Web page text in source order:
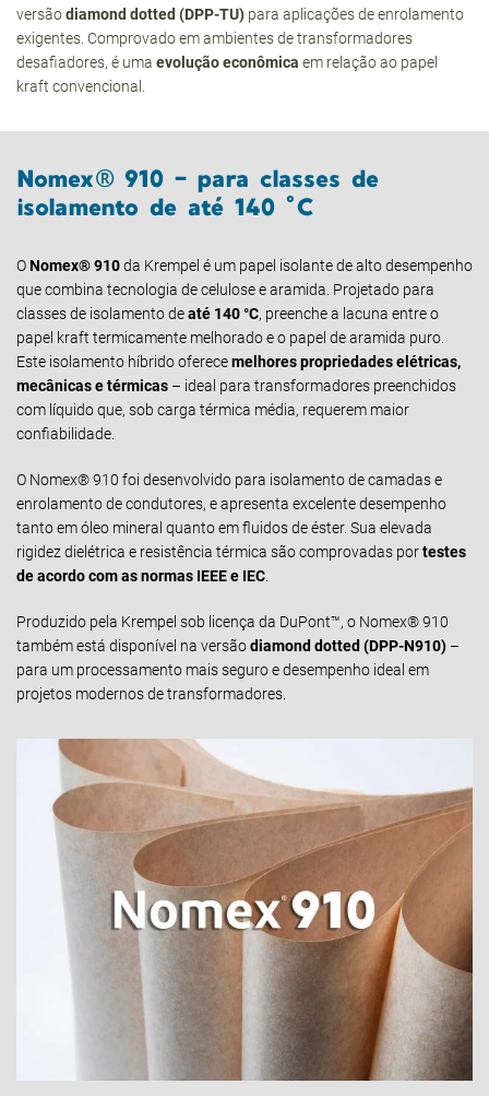
versãodiamond dotted (DPP-TU) para aplicações de enrolamento
exigentes. Comprovado em ambientes de transformadores
desafiadores, é uma evolução econômica em relação ao papel
kraft convencional.
Nomex® 910 – para classes de
isolamento de até 140 °C
ONomex® 910da Krempel é um papel isolante de alto desempenho
que combina tecnologia de celulose e aramida. Projetado para
classes de isolamento deaté 140 °C, preenche a lacuna entre o
papel kraft termicamente melhorado e o papel de aramida puro.
Este isolamento híbrido oferecemelhores propriedades elétricas,
mecânicas e térmicas – ideal para transformadores preenchidos
com líquido que, sob carga térmica média, requerem maior
confiabilidade.
O Nomex® 910 foi desenvolvido para isolamento de camadas e
enrolamento de condutores, e apresenta excelente desempenho
tanto em óleo mineral quanto em fluidos de éster. Sua elevada
rigidez dielétrica e resistência térmica são comprovadas portestes
de acordo com as normas IEEE e IEC
Produzido pela Krempel sob licença da DuPont™, o Nomex® 910
também está disponível na versãodiamond dotted (DPP-N910) –
para um processamento mais seguro e desempenho ideal em
projetos modernos de transformadores.